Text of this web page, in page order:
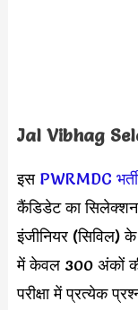
Jal Vibhag
इस PWRMDC भर्ती
कैंडिडेट का सिलेक्शन
इंजीनियर (सिविल)
में केवल 300 अंकों की
परीक्षा में प्रत्येक